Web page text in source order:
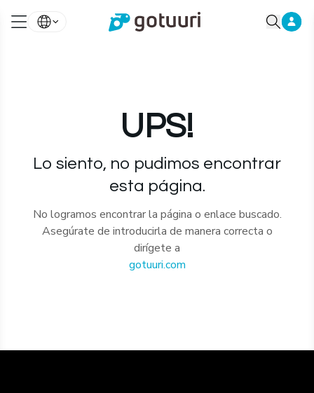
UPS!
Lo siento, no pudimos encontrar
esta página.
No logramos encontrar la página o enlace buscado.
Asegúrate de introducirla de manera correcta o
dirígete a
gotuuri.com